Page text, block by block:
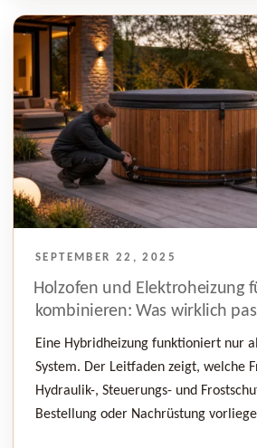
VERÖFFENTLICHT
SEPTEMBER 22, 2025
Holzofen und Elektroheizung
kombinieren: Was wirklich
Eine Hybridheizung funktioniert nur
System. Der Leitfaden zeigt, welche
Hydraulik-, Steuerungs- und
Bestellung oder Nachrüstung